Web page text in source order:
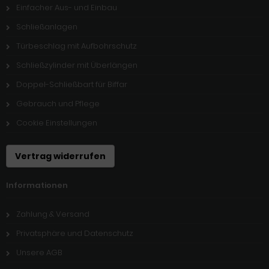
Einfacher Aus- und Einbau
Schließanlagen
Türbeschlag mit Aufbohrschutz
Schließzylinder mit Überlängen
Doppel-Schließbart für Biffar
Gebrauch und Pflege
Cookie Einstellungen
Vertrag widerrufen
Informationen
Zahlung & Versand
Privatsphäre und Datenschutz
Unsere AGB